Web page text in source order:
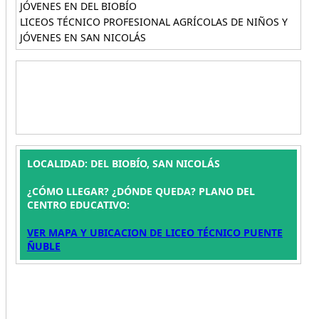
JÓVENES EN DEL BIOBÍO
LICEOS TÉCNICO PROFESIONAL AGRÍCOLAS DE NIÑOS Y
JÓVENES EN SAN NICOLÁS
LOCALIDAD: DEL BIOBÍO, SAN NICOLÁS
¿CÓMO LLEGAR? ¿DÓNDE QUEDA? PLANO DEL
CENTRO EDUCATIVO:
VER MAPA Y UBICACION DE LICEO TÉCNICO PUENTE
ÑUBLE